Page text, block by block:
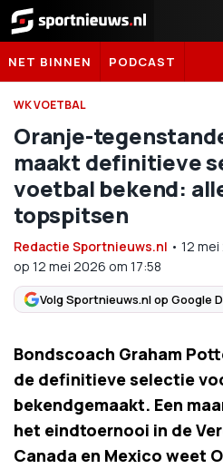
Sportnieuws.nl
NET BINNEN PODCAST
WK VOETBAL
Oranje-
maakt definitieve
voetbal bekend:
topspitsen
Redactie Sportnieuws.nl • 12
op 12 mei 2026 om 17:58
Volg Sportnieuws.nl op Google
Bondscoach Graham
de definitieve selectie
bekendgemaakt. Een
het eindtoernooi in de
Canada en Mexico weet